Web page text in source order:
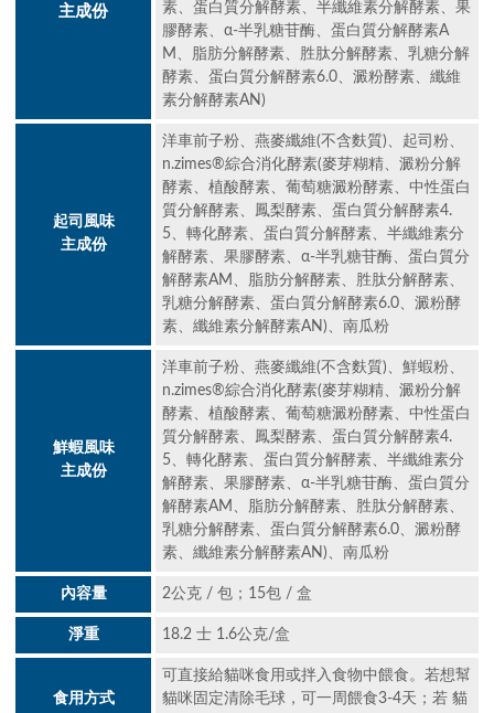
主成份
素、蛋白質分解酵素、半纖維素分解酵素、果
膠酵素、α-半乳糖苷酶、蛋白質分解酵素A
M、脂肪分解酵素、胜肽分解酵素、乳糖分解
酵素、蛋白質分解酵素6.0、澱粉酵素、纖維
素分解酵素AN)
起司風味
主成份
洋車前子粉、燕麥纖維(不含麩質)、起司粉、
n.zimes®綜合消化酵素(麥芽糊精、澱粉分解
酵素、植酸酵素、葡萄糖澱粉酵素、中性蛋白
質分解酵素、鳳梨酵素、蛋白質分解酵素4.
5、轉化酵素、蛋白質分解酵素、半纖維素分
解酵素、果膠酵素、α-半乳糖苷酶、蛋白質分
解酵素AM、脂肪分解酵素、胜肽分解酵素、
乳糖分解酵素、蛋白質分解酵素6.0、澱粉酵
素、纖維素分解酵素AN)、南瓜粉
鮮蝦風味
主成份
洋車前子粉、燕麥纖維(不含麩質)、鮮蝦粉、
n.zimes®綜合消化酵素(麥芽糊精、澱粉分解
酵素、植酸酵素、葡萄糖澱粉酵素、中性蛋白
質分解酵素、鳳梨酵素、蛋白質分解酵素4.
5、轉化酵素、蛋白質分解酵素、半纖維素分
解酵素、果膠酵素、α-半乳糖苷酶、蛋白質分
解酵素AM、脂肪分解酵素、胜肽分解酵素、
乳糖分解酵素、蛋白質分解酵素6.0、澱粉酵
素、纖維素分解酵素AN)、南瓜粉
內容量 2公克 / 包；15包 / 盒
淨重 18.2 士 1.6公克/盒
食用方式
可直接給貓咪食用或拌入食物中餵食。若想幫
貓咪固定清除毛球，可一周餵食3-4天；若 貓